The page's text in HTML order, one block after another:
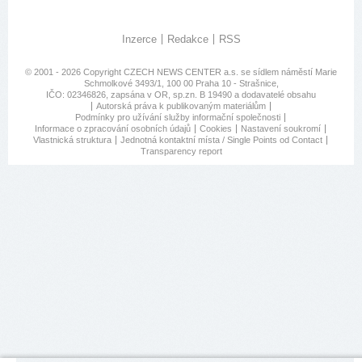
Inzerce Redakce RSS
© 2001 - 2026 Copyright CZECH NEWS CENTER a.s. se sídlem náměstí Marie
Schmolkové 3493/1, 100 00 Praha 10 - Strašnice,
IČO: 02346826, zapsána v OR, sp.zn. B 19490 a dodavatelé obsahu
Autorská práva k publikovaným materiálům
Podmínky pro užívání služby informační společnosti
Informace o zpracování osobních údajů
Cookies
Nastavení soukromí
Vlastnická struktura
Jednotná kontaktní místa / Single Points od Contact
Transparency report